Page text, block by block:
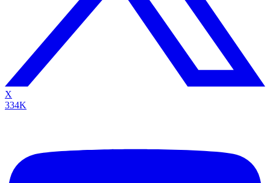
X
334K